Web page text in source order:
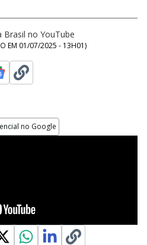
Brasil no YouTube
EM 01/07/2025 - 13H01)
no Google